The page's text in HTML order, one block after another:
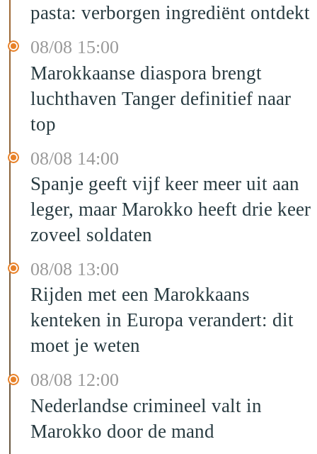
pasta: verborgen ingrediënt ontdekt
08/08 15:00
Marokkaanse diaspora brengt
luchthaven Tanger definitief naar
top
08/08 14:00
Spanje geeft vijf keer meer uit aan
leger, maar Marokko heeft drie keer
zoveel soldaten
08/08 13:00
Rijden met een Marokkaans
kenteken in Europa verandert: dit
moet je weten
08/08 12:00
Nederlandse crimineel valt in
Marokko door de mand